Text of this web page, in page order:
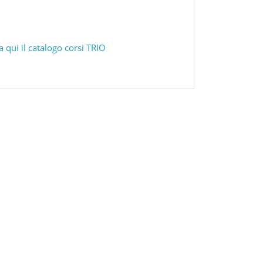
qui il catalogo corsi TRIO